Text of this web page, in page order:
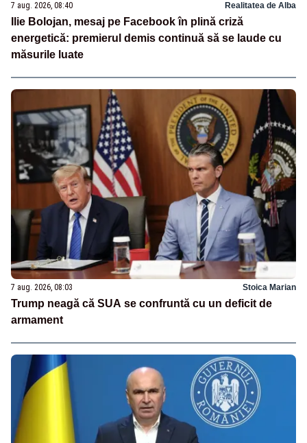
7 aug. 2026, 08:40 Realitatea de Alba
Ilie Bolojan, mesaj pe Facebook în plină criză
energetică: premierul demis continuă să se laude cu
măsurile luate
7 aug. 2026, 08:03 Stoica Marian
Trump neagă că SUA se confruntă cu un deficit de
armament